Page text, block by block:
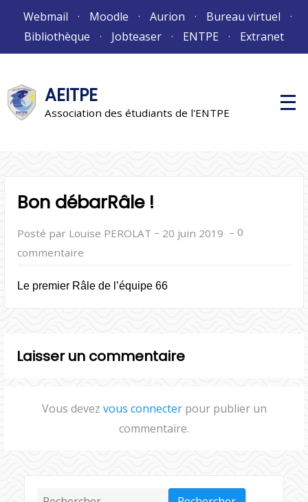
Webmail Moodle Aurion
Bureau virtuel
Bibliothèque
Jobteaser ENTPE Extranet
AEITPE
Association des étudiants de l'ENTPE
M
e
Bon débarRâle !
Posté par Louise PEROLAT – 20 juin 2019 – 0
commentaire
Le premier Râle de l’équipe 66
Laisser un commentaire
Vous devez vous connecterpour publier un
commentaire.
Rechercher :